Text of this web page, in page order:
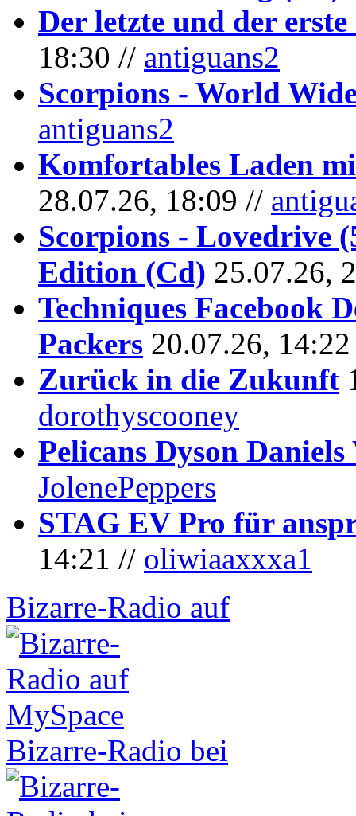
Der letzte und der erste
18:30 // antiguans2
Scorpions - World
antiguans2
Komfortables Laden
28.07.26, 18:09 //
Scorpions - Lovedrive
Edition (Cd) 25.07.26,
Techniques Facebook
Packers 20.07.26,
Zurück in die Zukunft
dorothyscooney
Pelicans Dyson
JolenePeppers
STAG EV Pro für
14:21 // oliwiaaxxxa1
Bizarre-Radio auf
Bizarre-Radio bei